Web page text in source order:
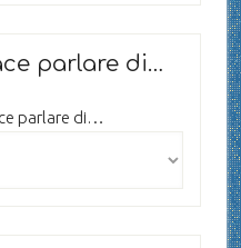
parlare di…
parlare di…